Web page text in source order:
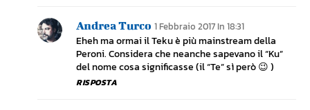
Andrea Turco 1 Febbraio 2017 In 18:31
Eheh ma ormai il Teku è più mainstream della
Peroni. Considera che neanche sapevano il “Ku”
del nome cosa significasse (il “Te” sì però 😉 )
RISPOSTA